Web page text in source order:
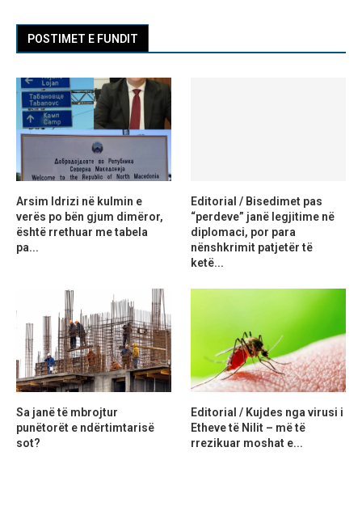
POSTIMET E FUNDIT
Arsim Idrizi në kulmin e
verës po bën gjum dimëror,
është rrethuar me tabela
pa...
Editorial / Bisedimet pas
“perdeve” janë legjitime në
diplomaci, por para
nënshkrimit patjetër të
ketë...
Sa janë të mbrojtur
punëtorët e ndërtimtarisë
sot?
Editorial / Kujdes nga virusi i
Etheve të Nilit – më të
rrezikuar moshat e...